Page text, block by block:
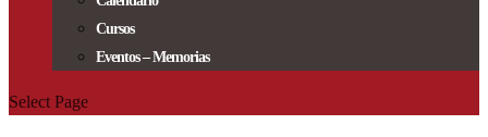
Cursos
Eventos – Memorias
Select Page